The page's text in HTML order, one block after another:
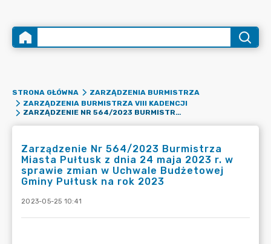
STRONA GŁÓWNA
ZARZĄDZENIA BURMISTRZA
ZARZĄDZENIA BURMISTRZA VIII KADENCJI
ZARZĄDZENIE NR 564/2023 BURMISTRZA MIASTA PUŁTUSK Z DNIA 24 MAJA 2023 R. W SPRAWIE ZMIAN W UCHWALE BUDŻETOWEJ GMINY PUŁTUSK NA ROK 2023
Zarządzenie Nr 564/2023 Burmistrza
Miasta Pułtusk z dnia 24 maja 2023 r. w
sprawie zmian w Uchwale Budżetowej
Gminy Pułtusk na rok 2023
2023-05-25 10:41